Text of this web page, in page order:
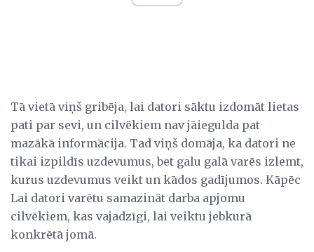
Tā vietā viņš gribēja, lai datori sāktu izdomāt lietas
pati par sevi, un cilvēkiem nav jāiegulda pat
mazākā informācija. Tad viņš domāja, ka datori ne
tikai izpildīs uzdevumus, bet galu galā varēs izlemt,
kurus uzdevumus veikt un kādos gadījumos. Kāpēc
Lai datori varētu samazināt darba apjomu
cilvēkiem, kas vajadzīgi, lai veiktu jebkurā
konkrētā jomā.